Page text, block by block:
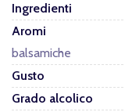
Ingredienti
Aromi
balsamiche
Gusto
Grado alcolico